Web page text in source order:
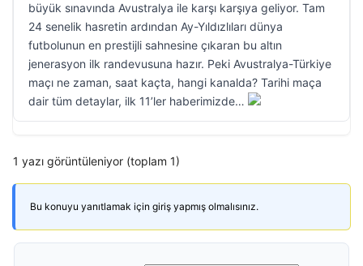
büyük sınavında Avustralya ile karşı karşıya geliyor. Tam
24 senelik hasretin ardından Ay-Yıldızlıları dünya
futbolunun en prestijli sahnesine çıkaran bu altın
jenerasyon ilk randevusuna hazır. Peki Avustralya-Türkiye
maçı ne zaman, saat kaçta, hangi kanalda? Tarihi maça
dair tüm detaylar, ilk 11’ler haberimizde…
1 yazı görüntüleniyor (toplam 1)
Bu konuyu yanıtlamak için giriş yapmış olmalısınız.